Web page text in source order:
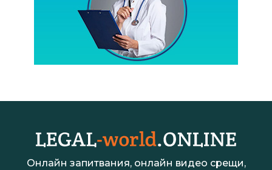
Онлайн запитвания, онлайн видео срещи,